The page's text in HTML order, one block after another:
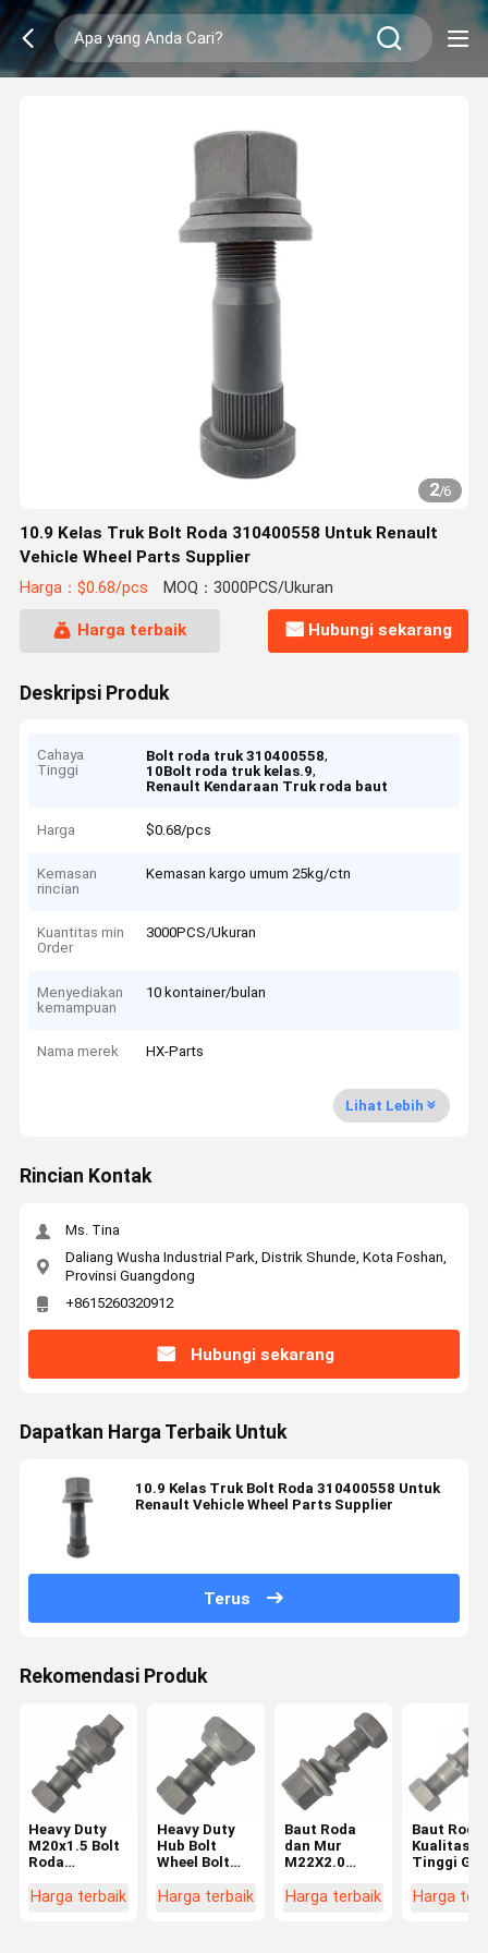
2/6
10.9 Kelas Truk Bolt Roda 310400558 Untuk Renault
Vehicle Wheel Parts Supplier
Harga：$0.68/pcs MOQ：3000PCS/Ukuran
Harga terbaik Hubungi sekarang
Deskripsi Produk
Cahaya
Tinggi
Bolt roda truk 310400558,
10Bolt roda truk kelas.9,
Renault Kendaraan Truk roda baut
Harga $0.68/pcs
Kemasan
rincian
Kemasan kargo umum 25kg/ctn
Kuantitas min
Order
3000PCS/Ukuran
Menyediakan
kemampuan
10 kontainer/bulan
Nama merek HX-Parts
Lihat Lebih
Rincian Kontak
Ms. Tina
Daliang Wusha Industrial Park, Distrik Shunde, Kota Foshan,
Provinsi Guangdong
+8615260320912
Hubungi sekarang
Dapatkan Harga Terbaik Untuk
10.9 Kelas Truk Bolt Roda 310400558 Untuk
Renault Vehicle Wheel Parts Supplier
Terus
Rekomendasi Produk
Heavy Duty
M20x1.5 Bolt
Roda
untuk Hino
Harga terbaik
Heavy Duty
Hub Bolt
Wheel Bolt
FF/MA Depan
Harga terbaik
Baut Roda
dan Mur
M22X2.0
untuk Truk
Harga terbaik
Baut Roda
Kualitas
Tinggi
untuk Truk
Harga